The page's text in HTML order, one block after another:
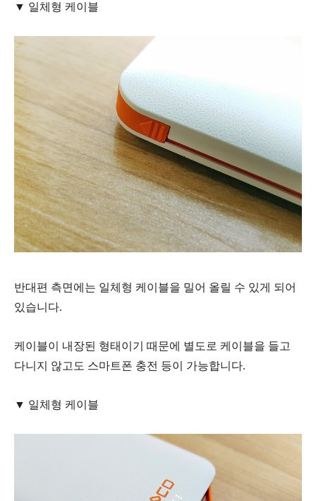
▼ 일체형 케이블
반대편 측면에는 일체형 케이블을 밀어 올릴 수 있게 되어
있습니다.
케이블이 내장된 형태이기 때문에 별도로 케이블을 들고
다니지 않고도 스마트폰 충전 등이 가능합니다.
▼ 일체형 케이블